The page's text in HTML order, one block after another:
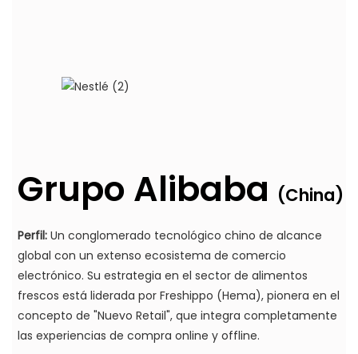
Grupo Alibaba (China)
Perfil:Un conglomerado tecnológico chino de alcance
global con un extenso ecosistema de comercio
electrónico. Su estrategia en el sector de alimentos
frescos está liderada por Freshippo (Hema), pionera en el
concepto de "Nuevo Retail", que integra completamente
las experiencias de compra online y offline.